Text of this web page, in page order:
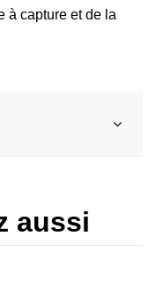
à capture et de la
aussi